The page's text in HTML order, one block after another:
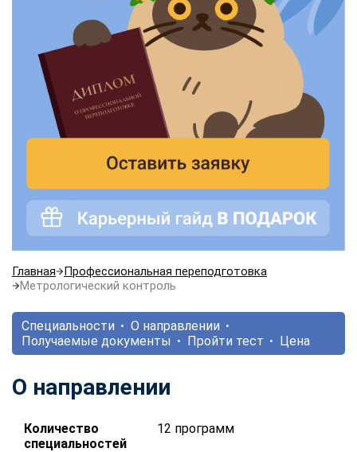
Главная
Профессиональная переподготовка
Метрологический контроль
Специальности
О направлении
Получаемые документы
Пройти тест Цена
О направлении
Количество
специальностей
12 программ